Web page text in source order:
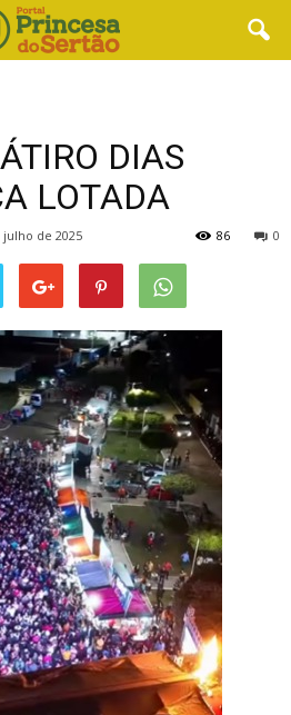
DIAS
LOTADA
julho de 2025 0
86